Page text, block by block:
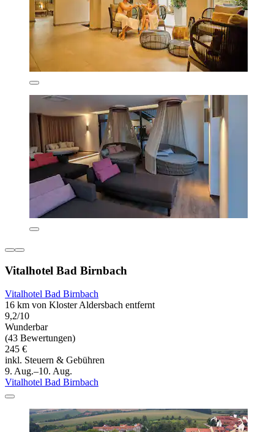
Vitalhotel Bad Birnbach
Vitalhotel Bad Birnbach
16 km von Kloster Aldersbach entfernt
9,2/10
Wunderbar
(43 Bewertungen)
245 €
inkl. Steuern & Gebühren
9. Aug.–10. Aug.
Vitalhotel Bad Birnbach